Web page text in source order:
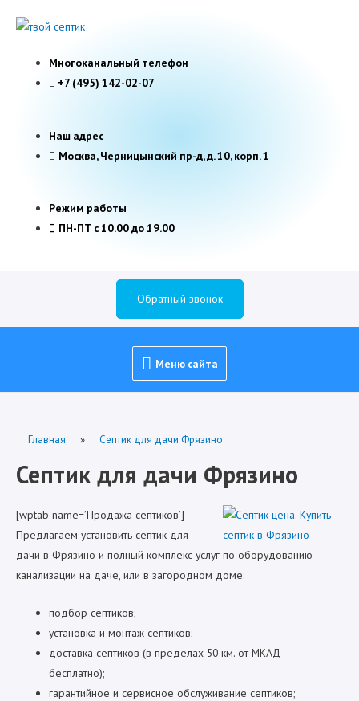
Многоканальный телефон
+7 (495) 142-02-07
Наш адрес
Москва, Черницынский пр-д, д. 10, корп. 1
Режим работы
ПН-ПТ с 10.00 до 19.00
Обратный звонок
Меню
сайта
Меню сайта
Главная » Септик для дачи Фрязино
Септик для дачи Фрязино
[wptab name=’Продажа септиков’]
Предлагаем установить септик для
дачи в Фрязино и полный комплекс услуг по оборудованию
канализации на даче, или в загородном доме:
подбор септиков;
установка и монтаж септиков;
доставка септиков (в пределах 50 км. от МКАД —
бесплатно);
гарантийное и сервисное обслуживание септиков;